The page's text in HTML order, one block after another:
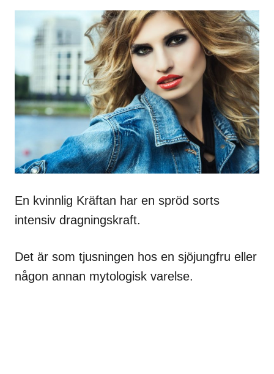
En kvinnlig Kräftan har en spröd sorts
intensiv dragningskraft.
Det är som tjusningen hos en sjöjungfru eller
någon annan mytologisk varelse.